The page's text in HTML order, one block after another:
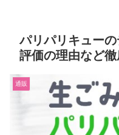
パリパリキュー
評価の理由など
通販